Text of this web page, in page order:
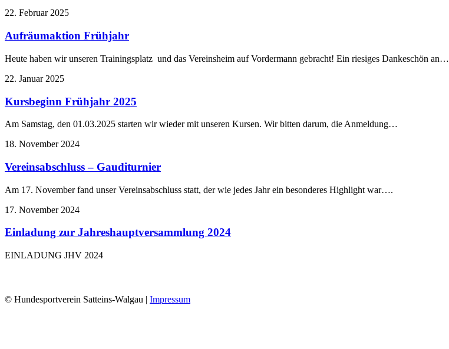
22. Februar 2025
Aufräumaktion Frühjahr
Heute haben wir unseren Trainingsplatz und das Vereinsheim auf Vordermann gebracht! Ein riesiges Dankeschön an…
22. Januar 2025
Kursbeginn Frühjahr 2025
Am Samstag, den 01.03.2025 starten wir wieder mit unseren Kursen. Wir bitten darum, die Anmeldung…
18. November 2024
Vereinsabschluss – Gauditurnier
Am 17. November fand unser Vereinsabschluss statt, der wie jedes Jahr ein besonderes Highlight war….
17. November 2024
Einladung zur Jahreshauptversammlung 2024
EINLADUNG JHV 2024
© Hundesportverein Satteins-Walgau | Impressum